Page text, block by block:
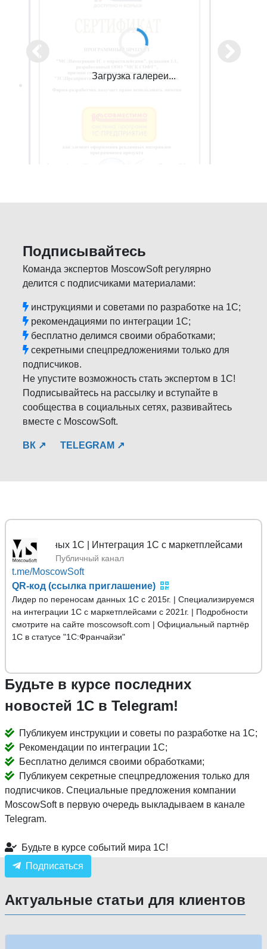
Загрузка галереи...
Подписывайтесь
Команда экспертов MoscowSoft регулярно
делится с подписчиками материалами:
инструкциями и советами по разработке на 1С;
рекомендациями по интеграции 1С;
бесплатно делимся своими обработками;
секретными спецпредложениями только для
подписчиков.
Не упустите возможность стать экспертом в 1С!
Подписывайтесь на рассылку и вступайте в
сообщества в социальных сетях, развивайтесь
вместе с MoscowSoft.
ВК ↗ TELEGRAM ↗
1С | Интеграция 1С с маркетплейсами
Публичный канал
t.me/MoscowSoft
QR-код (ссылка приглашение)
Лидер по переносам данных 1С с 2015г. | Специализируемся
на интеграции 1С с маркетплейсами с 2021г. | Подробности
смотрите на сайте moscowsoft.com | Официальный партнёр
1С в статусе "1С:Франчайзи"
Будьте в курсе последних
новостей 1С в Telegram!
Публикуем инструкции и советы по разработке на 1С;
Рекомендации по интеграции 1С;
Бесплатно делимся своими обработками;
Публикуем секретные спецпредложения только для
подписчиков. Специальные предложения компании
MoscowSoft в первую очередь выкладываем в канале
Telegram.
Будьте в курсе событий мира 1С!
Подписаться
Актуальные статьи для клиентов